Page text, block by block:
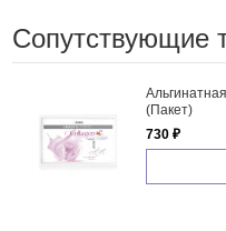
Сопутствующие
(Пакет)
730 ₽